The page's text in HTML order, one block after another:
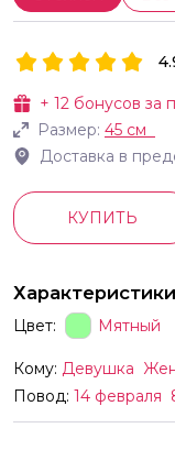
+ 12 бонусов за
Размер: 45 см
Доставка в
КУПИТЬ
Характеристики
Цвет: Мятный
Кому: Девушка
Повод: 14 февраля